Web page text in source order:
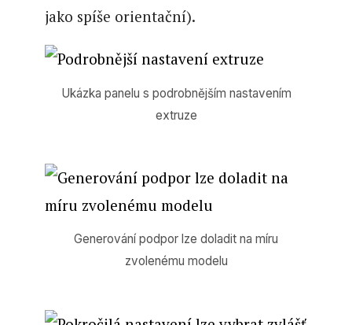
jako spíše orientační).
Ukázka panelu s podrobnějším nastavením
extruze
Generování podpor lze doladit na míru
zvolenému modelu